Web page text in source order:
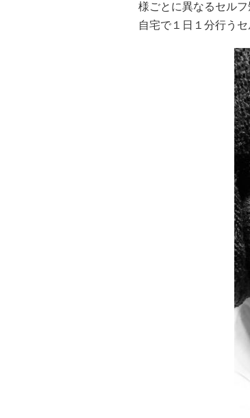
様ごとに異なるセルフ
自宅で１日１分行う